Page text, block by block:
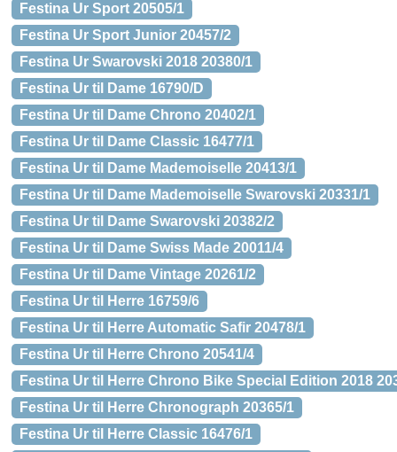
Festina Ur Sport 20505/1
Festina Ur Sport Junior 20457/2
Festina Ur Swarovski 2018 20380/1
Festina Ur til Dame 16790/D
Festina Ur til Dame Chrono 20402/1
Festina Ur til Dame Classic 16477/1
Festina Ur til Dame Mademoiselle 20413/1
Festina Ur til Dame Mademoiselle Swarovski 20331/1
Festina Ur til Dame Swarovski 20382/2
Festina Ur til Dame Swiss Made 20011/4
Festina Ur til Dame Vintage 20261/2
Festina Ur til Herre 16759/6
Festina Ur til Herre Automatic Safir 20478/1
Festina Ur til Herre Chrono 20541/4
Festina Ur til Herre Chrono Bike Special Edition 2018
Festina Ur til Herre Chronograph 20365/1
Festina Ur til Herre Classic 16476/1